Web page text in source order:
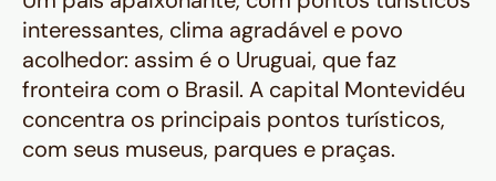
interessantes, clima agradável e povo
acolhedor: assim é o Uruguai, que faz
fronteira com o Brasil. A capital Montevidéu
concentra os principais pontos turísticos,
com seus museus, parques e praças.